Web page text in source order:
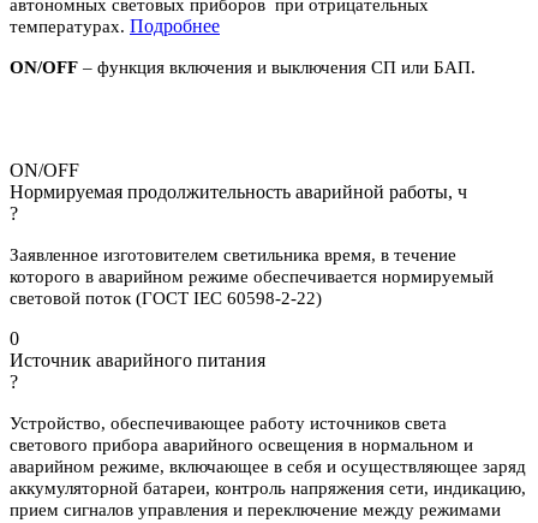
автономных световых приборов при отрицательных
температурах. Подробнее
ON/OFF – функция включения и выключения СП или БАП.
ON/OFF
Нормируемая продолжительность аварийной работы, ч
?
Заявленное изготовителем светильника время, в течение
которого в аварийном режиме обеспечивается нормируемый
световой поток (ГОСТ IEC 60598-2-22)
0
Источник аварийного питания
?
Устройство, обеспечивающее работу источников света
светового прибора аварийного освещения в нормальном и
аварийном режиме, включающее в себя и осуществляющее заряд
аккумуляторной батареи, контроль напряжения сети, индикацию,
прием сигналов управления и переключение между режимами